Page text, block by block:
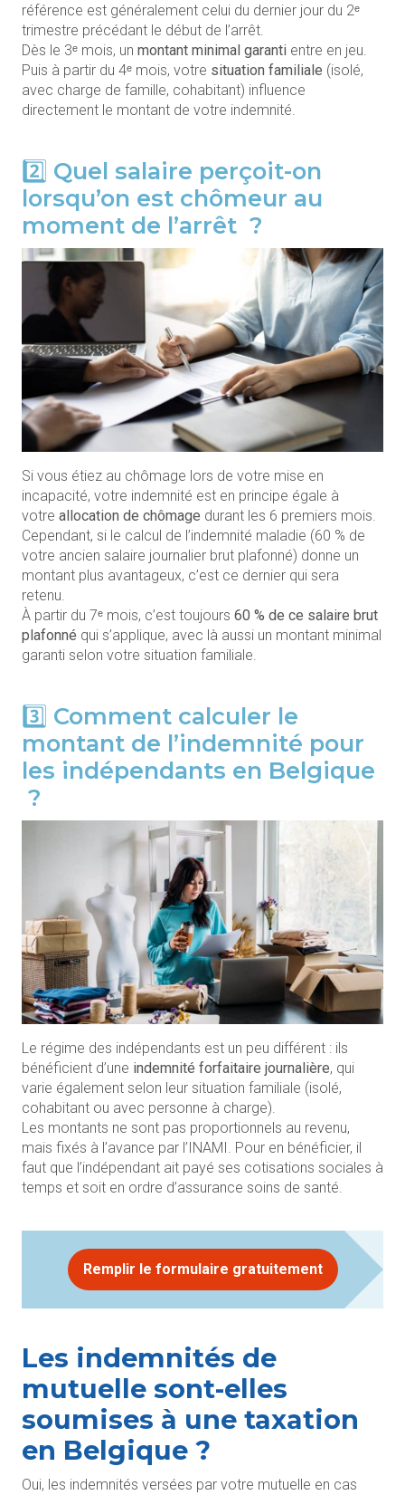
référence est généralement celui du dernier jour du 2ᵉ
trimestre précédant le début de l’arrêt.
Dès le 3ᵉ mois, un montant minimal garanti entre en jeu.
Puis à partir du 4ᵉ mois, votre situation familiale (isolé,
avec charge de famille, cohabitant) influence
directement le montant de votre indemnité.
2️⃣ Quel salaire perçoit-on
lorsqu’on est chômeur au
moment de l’arrêt ?
Si vous étiez au chômage lors de votre mise en
incapacité, votre indemnité est en principe égale à
votre allocation de chômage durant les 6 premiers mois.
Cependant, si le calcul de l’indemnité maladie (60 % de
votre ancien salaire journalier brut plafonné) donne un
montant plus avantageux, c’est ce dernier qui sera
retenu.
À partir du 7ᵉ mois, c’est toujours 60 % de ce salaire brut
plafonné qui s’applique, avec là aussi un montant minimal
garanti selon votre situation familiale.
3️⃣ Comment calculer le
montant de l’indemnité pour
les indépendants en Belgique
?
Le régime des indépendants est un peu différent : ils
bénéficient d’une indemnité forfaitaire journalière, qui
varie également selon leur situation familiale (isolé,
cohabitant ou avec personne à charge).
Les montants ne sont pas proportionnels au revenu,
mais fixés à l’avance par l’INAMI. Pour en bénéficier, il
faut que l’indépendant ait payé ses cotisations sociales à
temps et soit en ordre d’assurance soins de santé.
Remplir le formulaire gratuitement
Les indemnités de
mutuelle sont-elles
soumises à une taxation
en Belgique ?
Oui, les indemnités versées par votre mutuelle en cas